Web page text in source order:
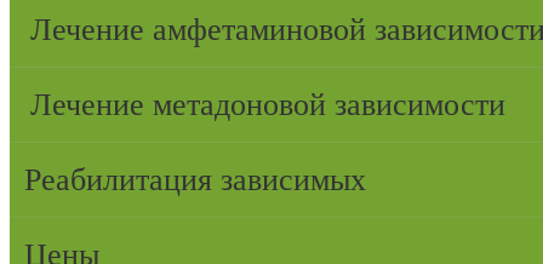
Лечение амфетаминовой
Лечение метадоновой зависимости
Реабилитация зависимых
Цены